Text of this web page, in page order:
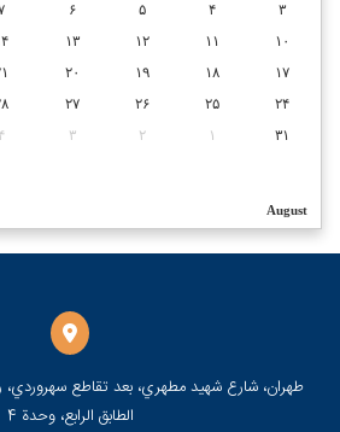
۳
۴ ۵ ۶
۱۰
۱۱ ۱۲ ۱۳
۱۷
۱۸ ۱۹ ۲۰
۲۴
۲۵ ۲۶ ۲۷
۳۱
۱ ۲ ۳ ۴
August
الطابق الرابع، وحدة 4